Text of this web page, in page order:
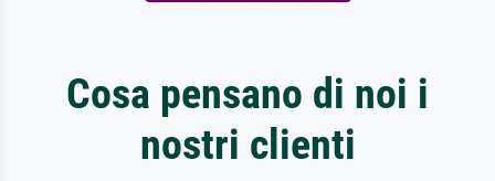
Cosa pensano di noi i
nostri clienti